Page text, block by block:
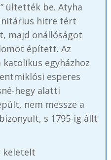
ültették be. Atyha
hitre tért
majd önállóságot
épített. Az
katolikus egyházhoz
esperes
hegy alatti
nem messze a
s 1795-ig állt
keletelt